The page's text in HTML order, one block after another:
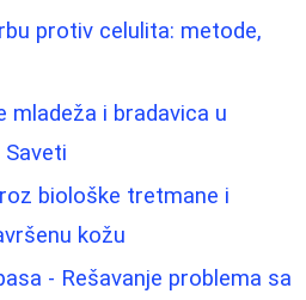
protiv celulita: metode,
mladeža i bradavica u
biološke tretmane i
kožu
- Rešavanje problema sa